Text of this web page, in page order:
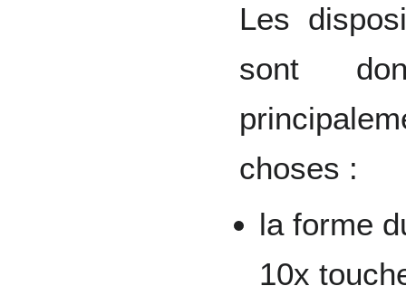
Les
sont
choses :
la forme
10x